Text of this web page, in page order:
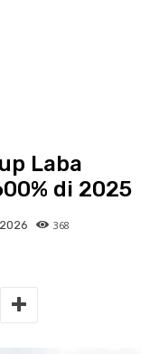
Laba
di 2025
368